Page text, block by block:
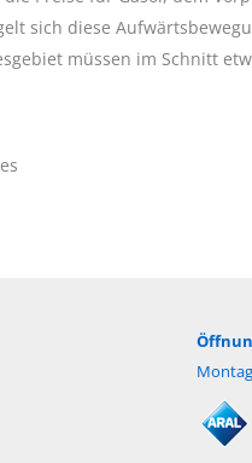
sich diese
müssen im Schnitt